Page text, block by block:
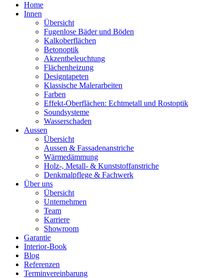
Home
Innen
Übersicht
Fugenlose Bäder und Böden
Kalkoberflächen
Betonoptik
Akzentbeleuchtung
Flächenheizung
Designtapeten
Klassische Malerarbeiten
Farben
Effekt-Oberflächen: Echtmetall und Rostoptik
Soundsysteme
Wasserschaden
Aussen
Übersicht
Aussen & Fassadenanstriche
Wärmedämmung
Holz-, Metall- & Kunststoffanstriche
Denkmalpflege & Fachwerk
Über uns
Übersicht
Unternehmen
Team
Karriere
Showroom
Garantie
Interior-Book
Blog
Referenzen
Terminvereinbarung